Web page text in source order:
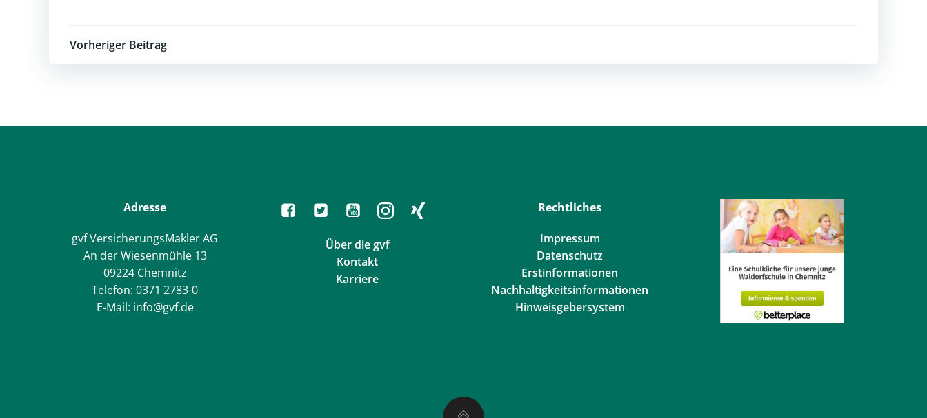
Post
Vorheriger Beitrag
Adresse
gvf VersicherungsMakler AG
An der Wiesenmühle 13
09224 Chemnitz
Telefon: 0371 2783-0
E-Mail: info@gvf.de
Über die gvf
Kontakt
Karriere
Rechtliches
Impressum
Datenschutz
Erstinformationen
Nachhaltigkeitsinformationen
Hinweisgebersystem